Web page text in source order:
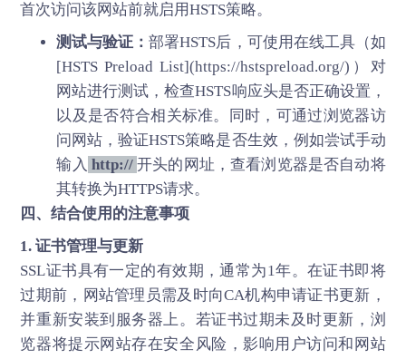
首次访问该网站前就启用HSTS策略。
测试与验证：部署HSTS后，可使用在线工具（如
[HSTS Preload List](https://hstspreload.org/)）对
网站进行测试，检查HSTS响应头是否正确设置，
以及是否符合相关标准。同时，可通过浏览器访
问网站，验证HSTS策略是否生效，例如尝试手动
输入 http://开头的网址，查看浏览器是否自动将
其转换为HTTPS请求。
四、结合使用的注意事项
1. 证书管理与更新
SSL证书具有一定的有效期，通常为1年。在证书即将
过期前，网站管理员需及时向CA机构申请证书更新，
并重新安装到服务器上。若证书过期未及时更新，浏
览器将提示网站存在安全风险，影响用户访问和网站